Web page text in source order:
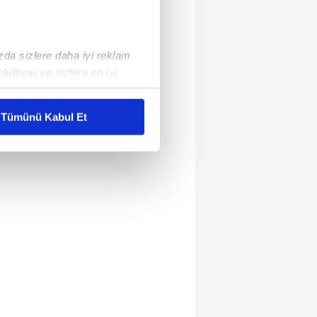
sizlere daha iyi reklam
ve sizlere en iyi
karşılamak
Tümünü Kabul Et